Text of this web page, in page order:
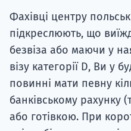
Фахівці центру
підкреслюють, що
безвіза або маючи у
візу категорії D, Ви у
повинні мати певну
банківському рахунку
або готівкою. При